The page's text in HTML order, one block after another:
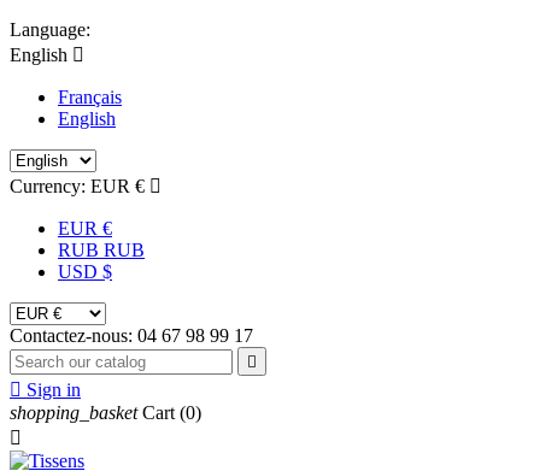
Language:
English 
Français
English
Currency: EUR € 
EUR €
RUB RUB
USD $
Contactez-nous: 04 67 98 99 17

 Sign in
shopping_basket Cart (0)
